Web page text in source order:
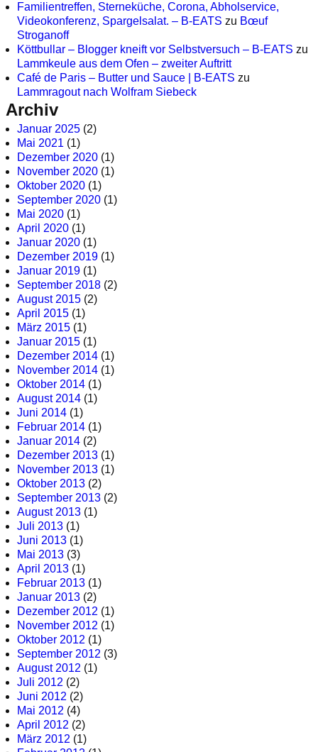
Familientreffen, Sterneküche, Corona, Abholservice,
Videokonferenz, Spargelsalat. – B-EATS zu Bœuf
Stroganoff
Köttbullar – Blogger kneift vor Selbstversuch – B-EATS zu
Lammkeule aus dem Ofen – zweiter Auftritt
Café de Paris – Butter und Sauce | B-EATS zu
Lammragout nach Wolfram Siebeck
Archiv
Januar 2025 (2)
Mai 2021 (1)
Dezember 2020 (1)
November 2020 (1)
Oktober 2020 (1)
September 2020 (1)
Mai 2020 (1)
April 2020 (1)
Januar 2020 (1)
Dezember 2019 (1)
Januar 2019 (1)
September 2018 (2)
August 2015 (2)
April 2015 (1)
März 2015 (1)
Januar 2015 (1)
Dezember 2014 (1)
November 2014 (1)
Oktober 2014 (1)
August 2014 (1)
Juni 2014 (1)
Februar 2014 (1)
Januar 2014 (2)
Dezember 2013 (1)
November 2013 (1)
Oktober 2013 (2)
September 2013 (2)
August 2013 (1)
Juli 2013 (1)
Juni 2013 (1)
Mai 2013 (3)
April 2013 (1)
Februar 2013 (1)
Januar 2013 (2)
Dezember 2012 (1)
November 2012 (1)
Oktober 2012 (1)
September 2012 (3)
August 2012 (1)
Juli 2012 (2)
Juni 2012 (2)
Mai 2012 (4)
April 2012 (2)
März 2012 (1)